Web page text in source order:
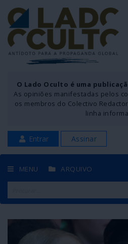
O Lado Oculto é uma
As opiniões manifestadas pelos
os membros do Colectivo
linha
Entrar Assinar
MENU ARQUIVO